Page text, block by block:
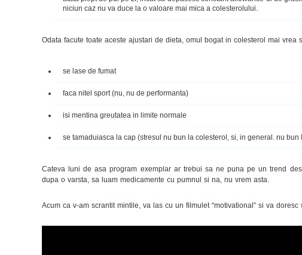
niciun caz nu va duce la o valoare mai mica a colesterolului.
Odata facute toate aceste ajustari de dieta, omul bogat in colesterol mai vrea
se lase de fumat
faca nitel sport (nu, nu de performanta)
isi mentina greutatea in limite normale
se tamaduiasca la cap (stresul nu bun la colesterol, si, in general. nu bun
Cateva luni de asa program exemplar ar trebui sa ne puna pe un trend
dupa o varsta, sa luam medicamente cu pumnul si na, nu vrem asta.
Acum ca v-am scrantit mintile, va las cu un filmulet “motivational” si va doresc